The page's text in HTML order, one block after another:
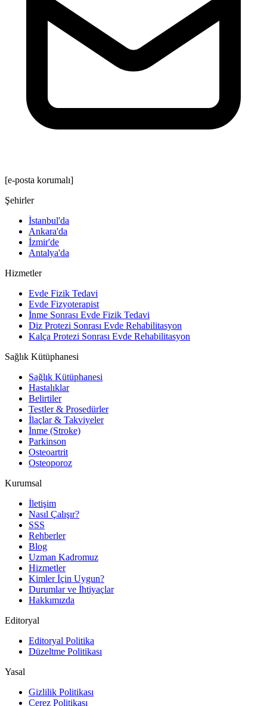
[e-posta korumalı]
Şehirler
İstanbul'da
Ankara'da
İzmir'de
Antalya'da
Hizmetler
Evde Fizik Tedavi
Evde Fizyoterapist
İnme Sonrası Evde Fizik Tedavi
Diz Protezi Sonrası Evde Rehabilitasyon
Kalça Protezi Sonrası Evde Rehabilitasyon
Sağlık Kütüphanesi
Sağlık Kütüphanesi
Hastalıklar
Belirtiler
Testler & Prosedürler
İlaçlar & Takviyeler
İnme (Stroke)
Parkinson
Osteoartrit
Osteoporoz
Kurumsal
İletişim
Nasıl Çalışır?
SSS
Rehberler
Blog
Uzman Kadromuz
Hizmetler
Kimler İçin Uygun?
Durumlar ve İhtiyaçlar
Hakkımızda
Editoryal
Editoryal Politika
Düzeltme Politikası
Yasal
Gizlilik Politikası
Çerez Politikası